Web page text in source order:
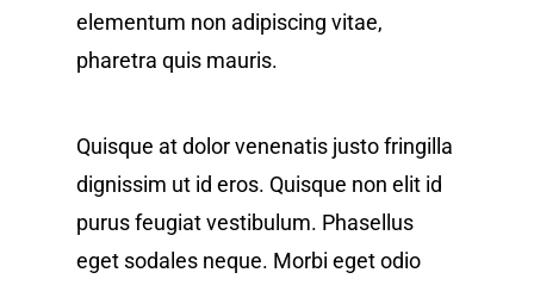
elementum non adipiscing vitae,
pharetra quis mauris.
Quisque at dolor venenatis justo fringilla
dignissim ut id eros. Quisque non elit id
purus feugiat vestibulum. Phasellus
eget sodales neque. Morbi eget odio